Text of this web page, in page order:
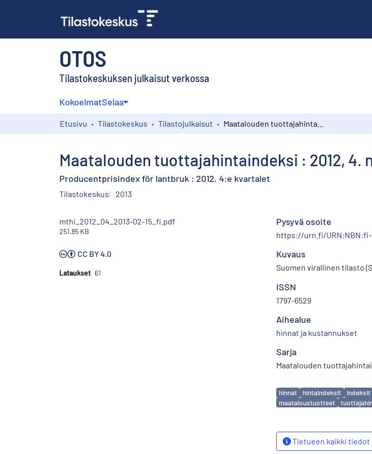
OTOS
Tilastokeskuksen julkaisut verkossa
KokoelmatSelaa
Etusivu Tilastokeskus Tilastojulkaisut
Maatalouden tuottajahintaindeksi : 2012, 4.
Producentprisindex för lantbruk : 2012, 4:e kvartalet
Tilastokeskus 2013
mthi_2012_04_2013-02-15_fi.pdf
251.85 KB
CC BY 4.0
Lataukset 61
Pysyvä osoite
https://urn.fi/URN:NBN:fi-
Kuvaus
Suomen virallinen tilasto
ISSN
1797-6529
Aihealue
hinnat ja kustannukset
Sarja
Maatalouden
Avainsanat
hinnat hintaindeksit indeksit
maataloustuotteet
Tietueen kaikki tiedot